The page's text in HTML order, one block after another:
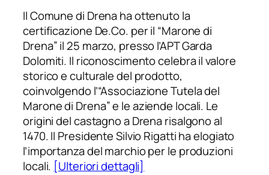
Il Comune di Drena ha ottenuto la
certificazione De.Co. per il “Marone di
Drena” il 25 marzo, presso l’APT Garda
Dolomiti. Il riconoscimento celebra il valore
storico e culturale del prodotto,
coinvolgendo l’“Associazione Tutela del
Marone di Drena” e le aziende locali. Le
origini del castagno a Drena risalgono al
1470. Il Presidente Silvio Rigatti ha elogiato
l’importanza del marchio per le produzioni
locali. [Ulteriori dettagli]